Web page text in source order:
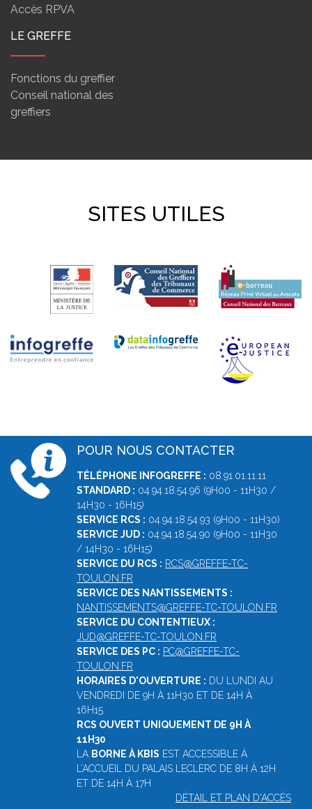
Accès RPVA
LE GREFFE
Fonctions du greffier
Conseil national des
greffiers
SITES UTILES
POUR NOUS CONTACTER
TÉLÉPHONE INFOGREFFE : 08.91.01.11.11
STANDARD : 04.94.18.54.96 (9H00 - 11H30 /
14H30 - 16H15)
SERVICE RCS : 04.94.18.54.93 (9H00 - 11H30)
SERVICE JUD : 04.94.18.54.90 (9H00 - 11H30
/ 14H30 - 16H15)
SERVICE DU RCS : RCS@GREFFE-TC-
TOULON.FR
SERVICE DES NANTISSEMENTS :
NANTISSEMENTS@GREFFE-TC-TOULON.FR
SERVICE DU CONTENTIEUX :
JUD@GREFFE-TC-TOULON.FR
SERVICE DES PC : PC@GREFFE-TC-
TOULON.FR
HORAIRES D'OUVERTURE : DU LUNDI AU
VENDREDI DE 9H À 11H30 ET DE 14H À
16H15
RCS OUVERT UNIQUEMENT DE 9H À
11H30
LA BORNE À KBIS EST ACCESSIBLE À
L’ACCUEIL DU PALAIS LECLERC DE 8H À 12H
ET DE 14H À 17H
DÉTAIL ET PLAN D'ACCÈS